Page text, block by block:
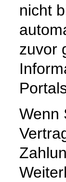
nicht
zuvor
Wenn